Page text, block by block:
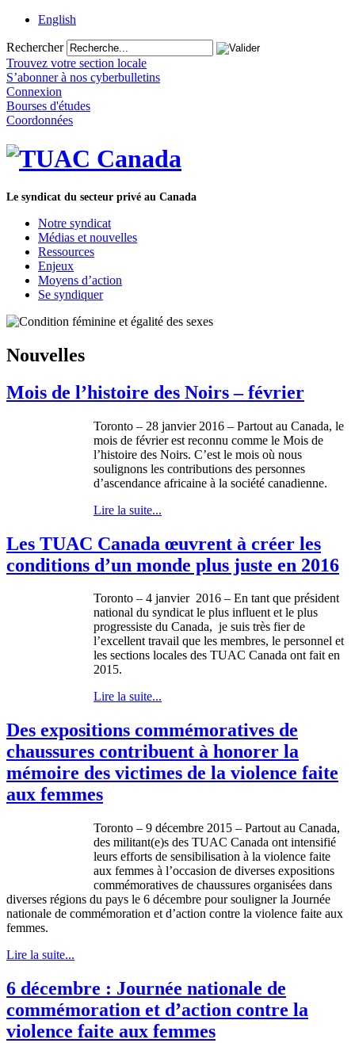
English
Rechercher
Trouvez votre section locale
S’abonner à nos cyberbulletins
Connexion
Bourses d'études
Coordonnées
Le syndicat du secteur privé au Canada
Notre syndicat
Médias et nouvelles
Ressources
Enjeux
Moyens d’action
Se syndiquer
Nouvelles
Mois de l’histoire des Noirs – février
Toronto – 28 janvier 2016 – Partout au Canada, le
mois de février est reconnu comme le Mois de
l’histoire des Noirs. C’est le mois où nous
soulignons les contributions des personnes
d’ascendance africaine à la société canadienne.
Lire la suite...
Les TUAC Canada œuvrent à créer les
conditions d’un monde plus juste en 2016
Toronto – 4 janvier 2016 – En tant que président
national du syndicat le plus influent et le plus
progressiste du Canada, je suis très fier de
l’excellent travail que les membres, le personnel et
les sections locales des TUAC Canada ont fait en
2015.
Lire la suite...
Des expositions commémoratives de
chaussures contribuent à honorer la
mémoire des victimes de la violence faite
aux femmes
Toronto – 9 décembre 2015 – Partout au Canada,
des militant(e)s des TUAC Canada ont intensifié
leurs efforts de sensibilisation à la violence faite
aux femmes à l’occasion de diverses expositions
commémoratives de chaussures organisées dans
diverses régions du pays le 6 décembre pour souligner la Journée
nationale de commémoration et d’action contre la violence faite aux
femmes.
Lire la suite...
6 décembre : Journée nationale de
commémoration et d’action contre la
violence faite aux femmes